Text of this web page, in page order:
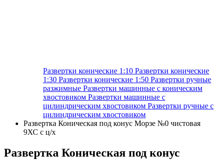
Развертки конические 1:10 Развертки конические
1:30 Развертки конические 1:50 Развертки ручные
разжимные Развертки машинные с коническим
хвостовиком Развертки машинные с
цилиндрическим хвостовиком Развертки ручные с
цилиндрическим хвостовиком
Развертка Коническая под конус Морзе №0 чистовая
9ХС с ц/х
Развертка Коническая под конус